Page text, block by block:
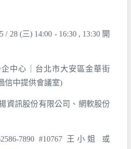
/ 28 (三) 14:00 - 16:30 , 13:30 開
中心｜台北市大安區金華街
信中提供會議室)
資訊股份有限公司、網軟股份
7890 #10767 王小姐 或